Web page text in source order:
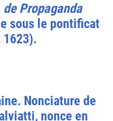
de Propaganda
sous le pontificat
Nonciature de
nonce en